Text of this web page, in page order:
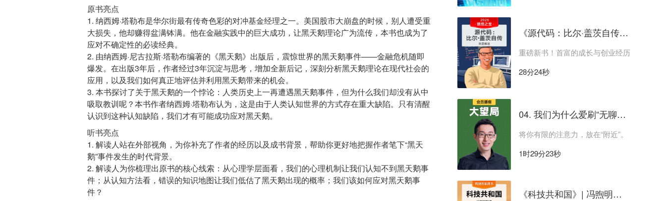
原书亮点
1. 纳西姆·塔勒布是华尔街最有传奇色彩的对冲基金经理之一。美国股市大崩盘的时候，别人遭受重
大损失，他却赚得盆满钵满。他在金融实践中的巨大成功，让黑天鹅理论广为流传，本书也成为了
应对不确定性的必读经典。
2. 由纳西姆·尼古拉斯·塔勒布编著的《黑天鹅》出版后，震惊世界的黑天鹅事件——金融危机随即
爆发。在出版3年后，作者经过3年沉淀与思考，增加全新后记，深刻分析黑天鹅理论在现代社会的
应用，以及我们如何真正地评估并利用黑天鹅带来的机会。
3. 本书探讨了关于黑天鹅的一个悖论：人类历史上一再遭遇黑天鹅事件，但为什么我们却没有从中
吸取教训呢？本书作者纳西姆·塔勒布认为，这是由于人类认知世界的方式存在重大缺陷。只有清醒
听书亮点
1. 解读人站在外部视角，为你补充了作者的经历以及成书背景，帮助你更好地把握作者笔下“黑天
鹅”事件发生的时代背景。
2. 解读人为你梳理出原书的核心线索：从心理学层面看，我们的心理机制让我们认知不到黑天鹅事
件；从认知方法看，错误的知识地图让我们低估了黑天鹅出现的概率；我们该如何应对黑天鹅事
《源代码：比尔·盖茨自传》 | 吴晨解读
重磅新书！首富的成长与创业经历
28分24秒
04. 我们为什么爱刷“无聊新闻”？
将你有限的注意力，放在“附近”。
1时29分23秒
《科技共和国》| 冯煦明解读